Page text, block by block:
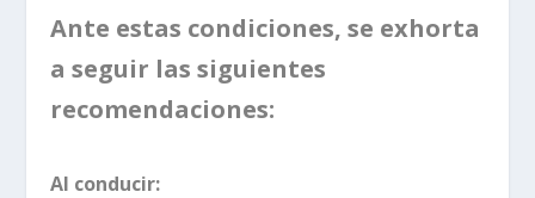
Ante estas condiciones, se exhorta
a seguir las siguientes
recomendaciones:
Al conducir: